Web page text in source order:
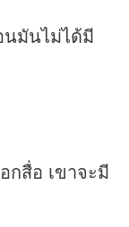
นมันไม่ได้มี
สื่อ เขาจะมี